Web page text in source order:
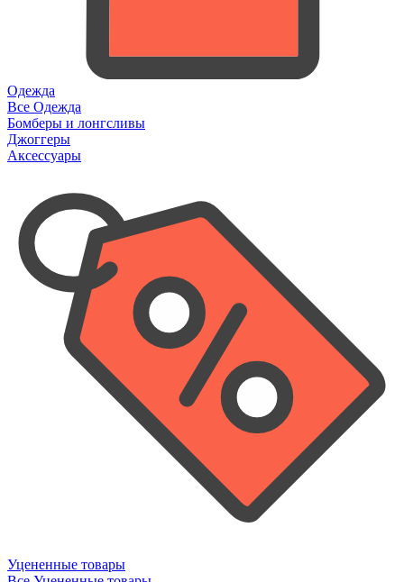
Одежда
Все Одежда
Бомберы и лонгсливы
Джоггеры
Аксессуары
Уцененные товары